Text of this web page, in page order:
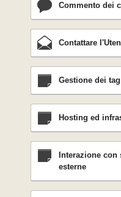
Commento dei
Contattare
Gestione dei tag
Hosting ed
Interazione
esterne